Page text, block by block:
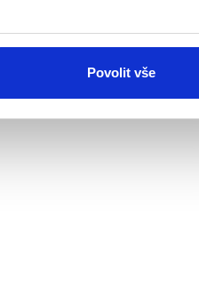
Povolit vše